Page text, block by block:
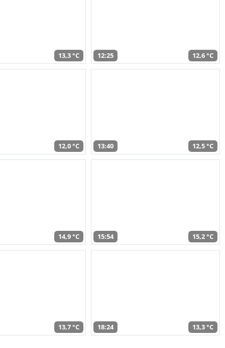
13,3 °C 12:25 12,6 °C
12,0 °C 13:40 12,5 °C
14,9 °C 15:54 15,2 °C
13,7 °C 18:24 13,3 °C